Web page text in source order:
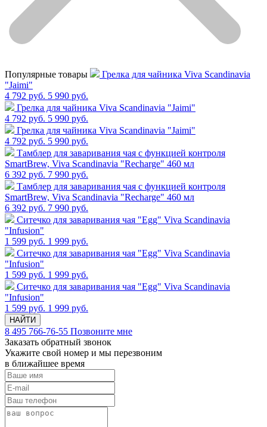
Популярные товары
Грелка для чайника Viva Scandinavia
"Jaimi"
4 792 руб. 5 990 руб.
Грелка для чайника Viva Scandinavia "Jaimi"
4 792 руб. 5 990 руб.
Грелка для чайника Viva Scandinavia "Jaimi"
4 792 руб. 5 990 руб.
Тамблер для заваривания чая с функцией контроля
SmartBrew, Viva Scandinavia "Recharge" 460 мл
6 392 руб. 7 990 руб.
Тамблер для заваривания чая с функцией контроля
SmartBrew, Viva Scandinavia "Recharge" 460 мл
6 392 руб. 7 990 руб.
Cитечко для заваривания чая "Egg" Viva Scandinavia
"Infusion"
1 599 руб. 1 999 руб.
Cитечко для заваривания чая "Egg" Viva Scandinavia
"Infusion"
1 599 руб. 1 999 руб.
Cитечко для заваривания чая "Egg" Viva Scandinavia
"Infusion"
1 599 руб. 1 999 руб.
НАЙТИ
8 495 766-76-55 Позвоните мне
Заказать обратный звонок
Укажите свой номер и мы перезвоним
в ближайшее время